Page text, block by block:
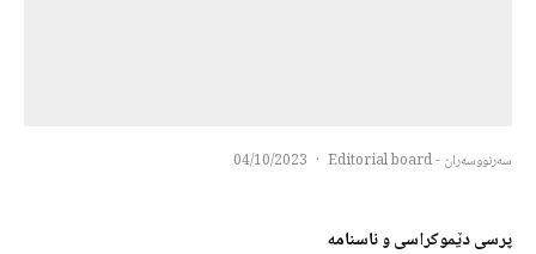
سەرنووسەران - Editorial board ·
04/10/2023
پرسی دێموکراسی و ناسنامە